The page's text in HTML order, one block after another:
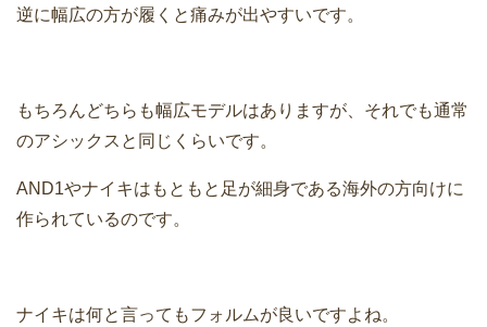
逆に幅広の方が履くと痛みが出やすいです。
もちろんどちらも幅広モデルはありますが、それでも通常
のアシックスと同じくらいです。
AND1やナイキはもともと足が細身である海外の方向けに
作られているのです。
ナイキは何と言ってもフォルムが良いですよね。